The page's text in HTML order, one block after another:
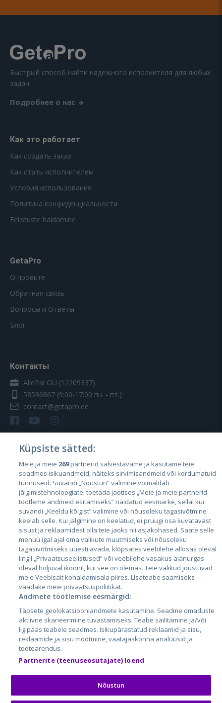
Быстрый способ найти надежного исполнителя для любых
задач.
Подробнее о нас
Как это работает
Как создать заказ
Как стать исполнителем
Условия использования
Политика конфиденциальности
Eelistuste haldamine
GetaPro
О проекте
Обратная связь
Вопросы и Ответы
Блог
Контакты
AllePal OÜ (12209337)
58536867 (9:00-17:00 пн. - пт.)
contact@getapro.ee
Страны
Эстония
Латвия
Литва
City24.ee
GetaPro.lv
GetaPro.ee
Skelbiu.lt
Autoplius.lt
Aruodas.lt
Kainos.lt
Paslaugos.lt
auto24.ee
Osta.ee
KuldneBörs.ee
Küpsiste sätted:
Meie ja meie 269partnerid salvestavame ja kasutame teie
seadmes isikuandmeid, näiteks sirvimisandmeid või kordumatuid
tunnuseid. Suvandi „Nõustun” valimine võimaldab
jälgimistehnoloogiatel toetada jaotises „Meie ja meie partnerid
töötleme andmeid esitamiseks” näidatud eesmärke, sellal kui
suvandi „Keeldu kõigist” valimine või nõusoleku tagasivõtmine
keelab selle. Kui jälgimine on keelatud, ei pruugi osa kuvatavast
sisust ja reklaamidest olla teie jaoks nii asjakohased. Saate selle
menüü igal ajal oma valikute muutmiseks või nõusoleku
tagasivõtmiseks uuesti avada, klõpsates veebilehe allosas oleval
lingil „Privaatsuseelistused” või veebilehe vasakus alanurgas
oleval hõljuval ikoonil, kui see on olemas. Teie valikud jõustuvad
meie Veebisait kohaldamisala piires. Lisateabe saamiseks
vaadake meie privaatsuspoliitikat.
Andmete töötlemise eesmärgid:
Täpsete geolokatsiooniandmete kasutamine. Seadme omaduste
aktiivne skaneerimine tuvastamiseks. Teabe säilitamine ja/või
ligipääs teabele seadmes. Isikupärastatud reklaamid ja sisu,
reklaamide ja sisu mõõtmine, vaatajaskonna analüüsid ja
tootearendus.
Partnerite (teenuseosutajate) loend
Nõustun